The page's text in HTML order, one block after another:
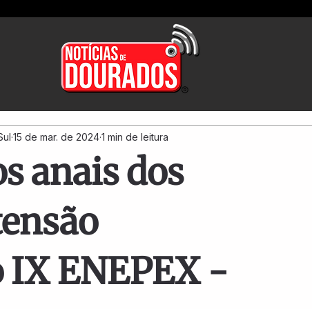
anais dos
IX ENEPEX -
15 de mar. de 20241 min de leitura